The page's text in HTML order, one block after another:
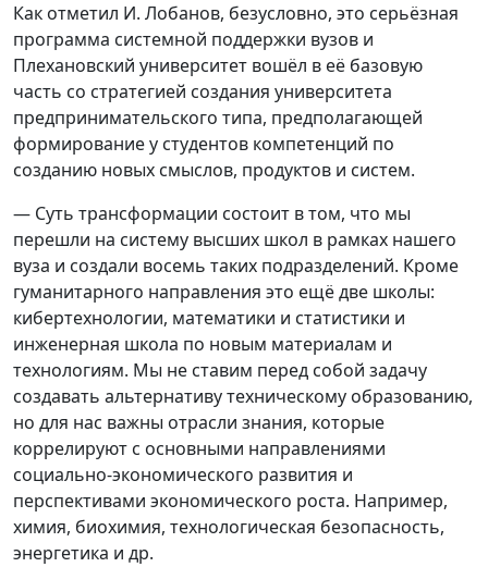
Как отметил И. Лобанов, безусловно, это серьёзная
программа системной поддержки вузов и
Плехановский университет вошёл в её базовую
часть со стратегией создания университета
предпринимательского типа, предполагающей
формирование у студентов компетенций по
созданию новых смыслов, продуктов и систем.
— Суть трансформации состоит в том, что мы
перешли на систему высших школ в рамках нашего
вуза и создали восемь таких подразделений. Кроме
гуманитарного направления это ещё две школы:
кибертехнологии, математики и статистики и
инженерная школа по новым материалам и
технологиям. Мы не ставим перед собой задачу
создавать альтернативу техническому образованию,
но для нас важны отрасли знания, которые
коррелируют с основными направлениями
социально-экономического развития и
перспективами экономического роста. Например,
химия, биохимия, технологическая безопасность,
энергетика и др.